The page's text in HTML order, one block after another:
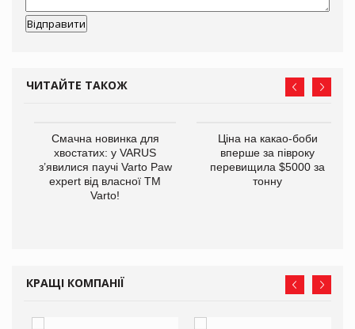
ЧИТАЙТЕ ТАКОЖ
Смачна новинка для
хвостатих: у VARUS
з’явилися паучі Varto Paw
expert від власної ТМ
Varto!
Ціна на какао-боби
вперше за півроку
перевищила $5000 за
тонну
КРАЩІ КОМПАНІЇ